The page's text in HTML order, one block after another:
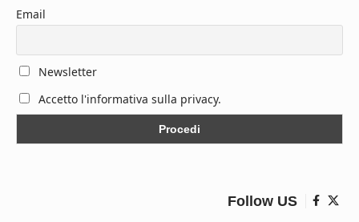
Email
Newsletter
Accetto l'informativa sulla privacy.
Follow US